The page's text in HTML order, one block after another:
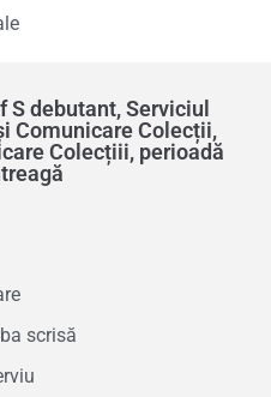
debutant, Serviciul
Comunicare Colecții,
Colecțiii, perioadă
scrisă